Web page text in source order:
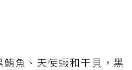
魚、天使蝦和干貝，黑